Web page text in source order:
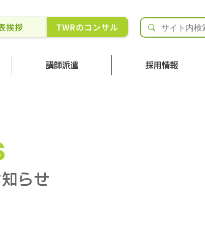
挨拶 TWRのコンサル
講師派遣 採用情報
らせ